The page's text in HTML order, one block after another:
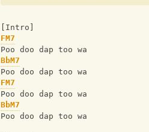
[Intro]
FM7
Poo doo dap too wa
BbM7
Poo doo dap too wa
FM7
Poo doo dap too wa
BbM7
Poo doo dap too wa